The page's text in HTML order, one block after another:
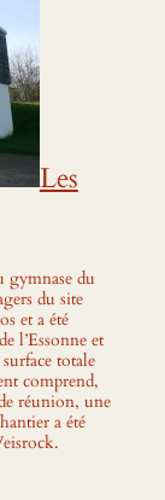
Les
gymnase du
du site
et a été
l’Essonne et
totale
comprend,
réunion, une
a été